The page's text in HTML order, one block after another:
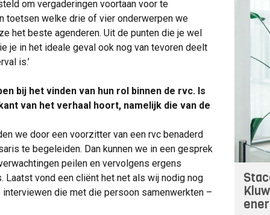
om vergaderingen voortaan voor te
toetsen welke drie of vier onderwerpen we
het beste agenderen. Uit de punten die je wel
je in het ideale geval ook nog van tevoren deelt
is.’
bij het vinden van hun rol binnen de rvc. Is
van het verhaal hoort, namelijk die van de
we door een voorzitter van een rvc benaderd
te begeleiden. Dan kunnen we in een gesprek
peilen en vervolgens ergens
Laatst vond een cliënt het net als wij nodig nog
die met die persoon samenwerkten –